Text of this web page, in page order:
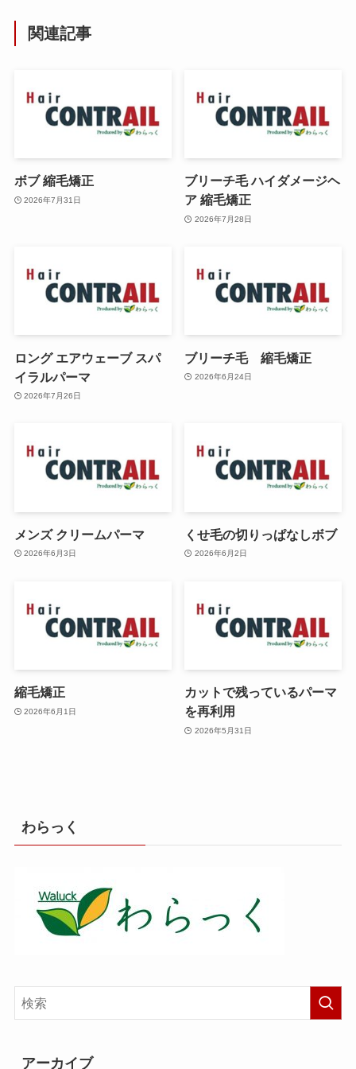
関連記事
ボブ 縮毛矯正
2026年7月31日
ブリーチ毛 ハイダメージヘ
ア 縮毛矯正
2026年7月28日
ロング エアウェーブ スパ
イラルパーマ
2026年7月26日
ブリーチ毛 縮毛矯正
2026年6月24日
メンズ クリームパーマ
2026年6月3日
くせ毛の切りっぱなしボブ
2026年6月2日
縮毛矯正
2026年6月1日
カットで残っているパーマ
を再利用
2026年5月31日
わらっく
アーカイブ